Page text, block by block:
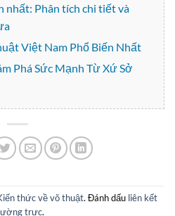
nhất: Phân tích chi tiết và
Việt Nam Phổ Biến Nhất
Phá Sức Mạnh Từ Xứ Sở
thức về võ thuật. Đánh dấu liên kết
trực.